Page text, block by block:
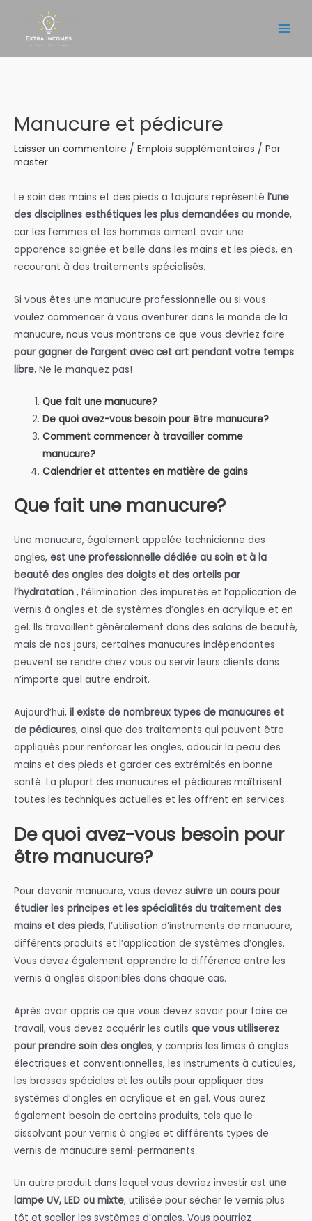
contenu
Manucure et pédicure
Laisser un commentaire / Emplois supplémentaires / Par
master
Le soin des mains et des pieds a toujours représenté l’une
des disciplines esthétiques les plus demandées au monde,
car les femmes et les hommes aiment avoir une
apparence soignée et belle dans les mains et les pieds, en
recourant à des traitements spécialisés.
Si vous êtes une manucure professionnelle ou si vous
voulez commencer à vous aventurer dans le monde de la
manucure, nous vous montrons ce que vous devriez faire
pour gagner de l’argent avec cet art pendant votre temps
libre. Ne le manquez pas!
Que fait une manucure?
De quoi avez-vous besoin pour être manucure?
Comment commencer à travailler comme
manucure?
Calendrier et attentes en matière de gains
Que fait une manucure?
Une manucure, également appelée technicienne des
ongles, est une professionnelle dédiée au soin et à la
beauté des ongles des doigts et des orteils par
l’hydratation , l’élimination des impuretés et l’application de
vernis à ongles et de systèmes d’ongles en acrylique et en
gel. Ils travaillent généralement dans des salons de beauté,
mais de nos jours, certaines manucures indépendantes
peuvent se rendre chez vous ou servir leurs clients dans
n’importe quel autre endroit.
Aujourd’hui, il existe de nombreux types de manucures et
de pédicures, ainsi que des traitements qui peuvent être
appliqués pour renforcer les ongles, adoucir la peau des
mains et des pieds et garder ces extrémités en bonne
santé. La plupart des manucures et pédicures maîtrisent
toutes les techniques actuelles et les offrent en services.
De quoi avez-vous besoin pour
être manucure?
Pour devenir manucure, vous devez suivre un cours pour
étudier les principes et les spécialités du traitement des
mains et des pieds, l’utilisation d’instruments de manucure,
différents produits et l’application de systèmes d’ongles.
Vous devez également apprendre la différence entre les
vernis à ongles disponibles dans chaque cas.
Après avoir appris ce que vous devez savoir pour faire ce
travail, vous devez acquérir les outils que vous utiliserez
pour prendre soin des ongles, y compris les limes à ongles
électriques et conventionnelles, les instruments à cuticules,
les brosses spéciales et les outils pour appliquer des
systèmes d’ongles en acrylique et en gel. Vous aurez
également besoin de certains produits, tels que le
dissolvant pour vernis à ongles et différents types de
vernis de manucure semi-permanents.
Un autre produit dans lequel vous devriez investir est une
lampe UV, LED ou mixte, utilisée pour sécher le vernis plus
tôt et sceller les systèmes d’ongles. Vous pourriez